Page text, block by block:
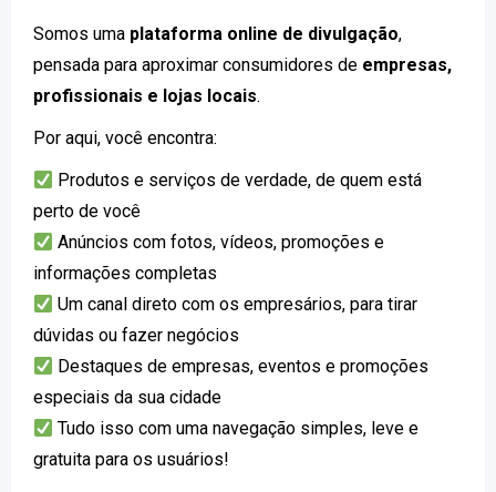
Somos uma plataforma online de divulgação,
pensada para aproximar consumidores de empresas,
profissionais e lojas locais.
Por aqui, você encontra:
Produtos e serviços de verdade, de quem está
perto de você
Anúncios com fotos, vídeos, promoções e
informações completas
Um canal direto com os empresários, para tirar
dúvidas ou fazer negócios
Destaques de empresas, eventos e promoções
especiais da sua cidade
Tudo isso com uma navegação simples, leve e
gratuita para os usuários!